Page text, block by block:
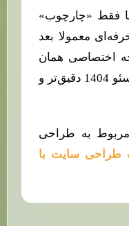
فقط «چارچوب»
معمولا بعد
اختصاصی همان
پلن را ارائه می‌دهند تا قیمت سئو 1404 دقیق‌تر و
مربوط به طراحی
طراحی سایت با